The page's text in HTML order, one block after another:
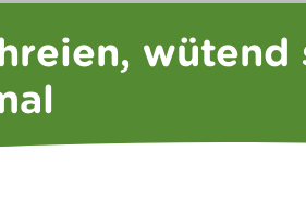
wütend